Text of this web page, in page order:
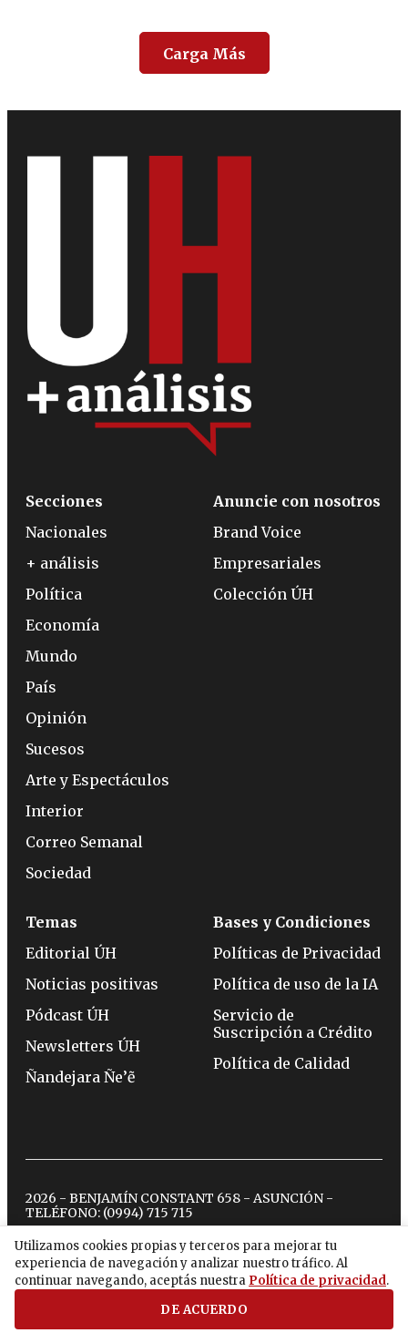
Carga Más
Utilizamos cookies propias y terceros para mejorar tu
experiencia de navegación y analizar nuestro tráfico. Al
continuar navegando, aceptás nuestra Política de privacidad.
DE ACUERDO
Secciones
Nacionales
+ análisis
Política
Economía
Mundo
País
Opinión
Sucesos
Arte y Espectáculos
Interior
Correo Semanal
Sociedad
Anuncie con nosotros
Brand Voice
Empresariales
Colección ÚH
Temas
Editorial ÚH
Noticias positivas
Pódcast ÚH
Newsletters ÚH
Ñandejara Ñe’ẽ
Bases y Condiciones
Políticas de Privacidad
Política de uso de la IA
Servicio de
Suscripción a Crédito
Política de Calidad
2026 - BENJAMÍN CONSTANT 658 - ASUNCIÓN -
TELÉFONO: (0994) 715 715
twitterinstagram
facebook
tiktokyoutubespotify